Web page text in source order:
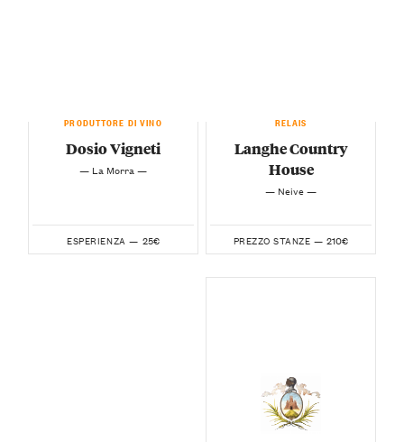
PRODUTTORE DI VINO
Dosio Vigneti
— La Morra —
ESPERIENZA — 25€
RELAIS
Langhe Country
House
— Neive —
PREZZO STANZE — 210€